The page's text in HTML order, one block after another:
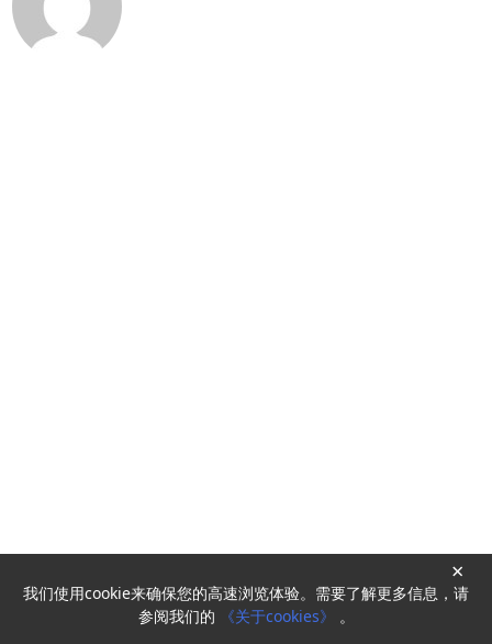
Powered byHyperKitty
我们使用cookie来确保您的高速浏览体验。需要了解更多信息，请
参阅我们的
《关于cookies》 。
×